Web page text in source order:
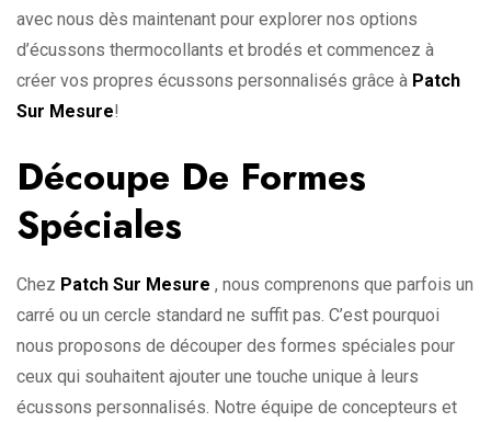
avec nous dès maintenant pour explorer nos options
d’écussons thermocollants et brodés et commencez à
créer vos propres écussons personnalisés grâce à Patch
Sur Mesure!
Découpe De Formes
Spéciales
Chez Patch Sur Mesure , nous comprenons que parfois un
carré ou un cercle standard ne suffit pas. C’est pourquoi
nous proposons de découper des formes spéciales pour
ceux qui souhaitent ajouter une touche unique à leurs
écussons personnalisés. Notre équipe de concepteurs et